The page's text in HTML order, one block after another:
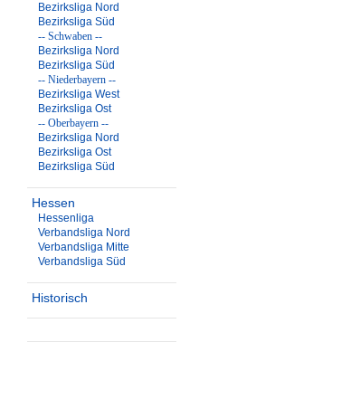
Bezirksliga Nord
Bezirksliga Süd
-- Schwaben --
Bezirksliga Nord
Bezirksliga Süd
-- Niederbayern --
Bezirksliga West
Bezirksliga Ost
-- Oberbayern --
Bezirksliga Nord
Bezirksliga Ost
Bezirksliga Süd
Hessen
Hessenliga
Verbandsliga Nord
Verbandsliga Mitte
Verbandsliga Süd
Historisch